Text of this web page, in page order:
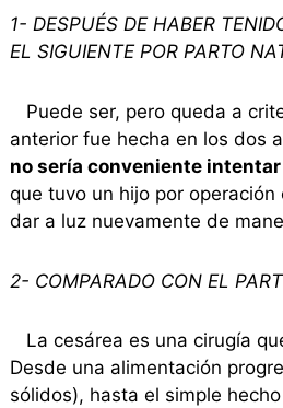
1- DESPUÉS DE HABER
EL SIGUIENTE POR PARTO
Puede ser, pero queda a
anterior fue hecha en los dos
no sería conveniente
que tuvo un hijo por
dar a luz nuevamente de
2- COMPARADO CON EL
La cesárea es una cirugía
Desde una alimentación
sólidos), hasta el simple